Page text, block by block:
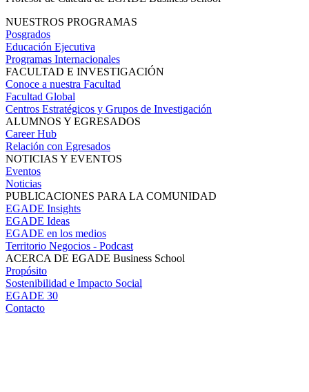
NUESTROS PROGRAMAS
Posgrados
Educación Ejecutiva
Programas Internacionales
FACULTAD E INVESTIGACIÓN
Conoce a nuestra Facultad
Facultad Global
Centros Estratégicos y Grupos de Investigación
ALUMNOS Y EGRESADOS
Career Hub
Relación con Egresados
NOTICIAS Y EVENTOS
Eventos
Noticias
PUBLICACIONES PARA LA COMUNIDAD
EGADE Insights
EGADE Ideas
EGADE en los medios
Territorio Negocios - Podcast
ACERCA DE EGADE Business School
Propósito
Sostenibilidad e Impacto Social
EGADE 30
Contacto